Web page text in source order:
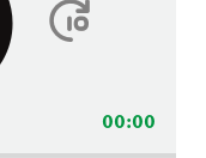
00:00